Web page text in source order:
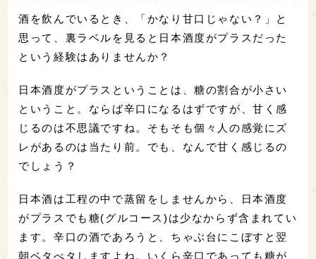
酒を飲んでいるとき、「かなり甘口じゃない？」と
思って、裏ラベルを見ると日本酒度がプラスだった
という経験はありませんか？
日本酒度がプラスということは、糖の割合が小さい
ということ。ならば辛口になるはずですが、甘く感
じるのは不思議ですね。そもそも個々人の感覚にズ
レがあるのは当たり前。でも、なんで甘く感じるの
でしょう？
日本酒は工程の中で蒸留をしませんから、日本酒度
がプラスでも糖(グルコース)は少なからず含まれてい
ます。辛口の酒であろうと、ちゃぶ台にこぼすと翌
朝ベタべタしますよね。いくら辛口であっても糖が